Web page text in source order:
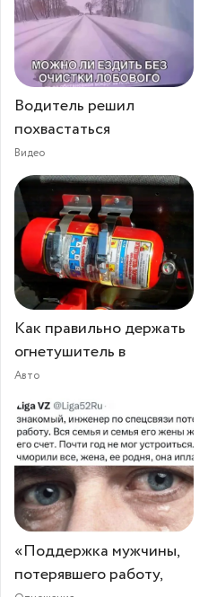
Водитель решил
похвастаться
Видео
Как правильно держать
огнетушитель в
Авто
«Поддержка мужчины,
потерявшего работу,